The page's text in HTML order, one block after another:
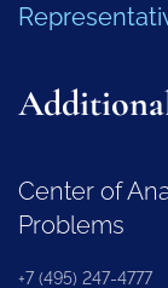
Center of
Problems
+7 (495) 247-4777